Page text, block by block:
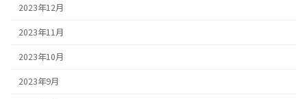
2023年12月
2023年11月
2023年10月
2023年9月